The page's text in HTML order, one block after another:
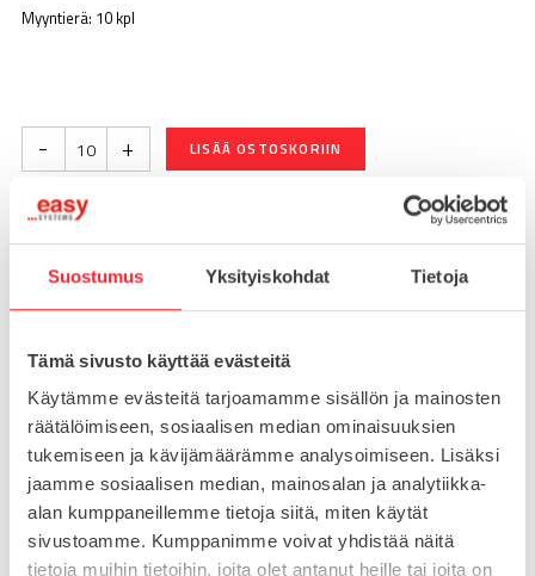
Suostumus Yksityiskohdat Tietoja
Tämä sivusto käyttää evästeitä
Käytämme evästeitä tarjoamamme sisällön ja mainosten
räätälöimiseen, sosiaalisen median ominaisuuksien
tukemiseen ja kävijämäärämme analysoimiseen. Lisäksi
jaamme sosiaalisen median, mainosalan ja analytiikka-
alan kumppaneillemme tietoja siitä, miten käytät
sivustoamme. Kumppanimme voivat yhdistää näitä
tietoja muihin tietoihin, joita olet antanut heille tai joita on
Myyntierä: 10 kpl
- + LISÄÄ OSTOSKORIIN
Pikatoimitus mahdollinen, kysy myynnistämme.
Yli 1900mm toimitus 50€ ja yli 3000mm toimitus 150€
Tuotenumero 093WS40245
Osasto
Kulmaliitokset